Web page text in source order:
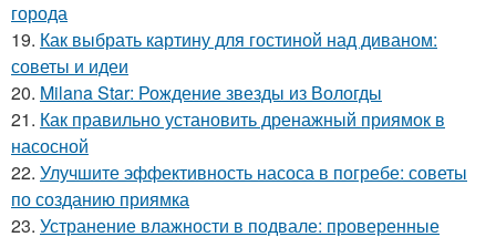
города
19. Как выбрать картину для гостиной над диваном:
советы и идеи
20. Milana Star: Рождение звезды из Вологды
21. Как правильно установить дренажный приямок в
насосной
22. Улучшите эффективность насоса в погребе: советы
по созданию приямка
23. Устранение влажности в подвале: проверенные